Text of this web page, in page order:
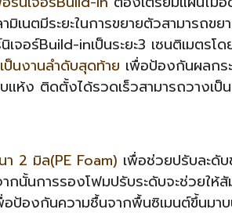
นตมีระยะในการขยายตัวสามารถข
เจอร์Build-inเป็นระยะ3 เซนติเมตรโ
ป็นงานลำดับสุดท้าย เพื่อป้องกันผลกร
ห้ง ติดตั้งได้รวดเร็วสามารถวางเป็
2 มิล(PE Foam) เพื่อช่วยปรับละดั
นั้นการรองโฟมปรับระดับจะช่วยให้
ป้องกันความชื้นจากพื้นซิเมนต์ขึ้นมา